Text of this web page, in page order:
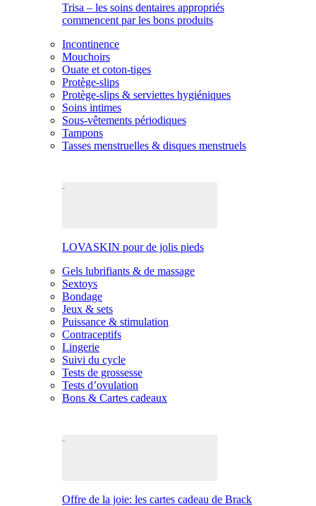
Trisa – les soins dentaires appropriés
commencent par les bons produits
Incontinence
Mouchoirs
Ouate et coton-tiges
Protège-slips
Protège-slips & serviettes hygiéniques
Soins intimes
Sous-vêtements périodiques
Tampons
Tasses menstruelles & disques menstruels
LOVASKIN pour de jolis pieds
Gels lubrifiants & de massage
Sextoys
Bondage
Jeux & sets
Puissance & stimulation
Contraceptifs
Lingerie
Suivi du cycle
Tests de grossesse
Tests d’ovulation
Bons & Cartes cadeaux
Offre de la joie: les cartes cadeau de Brack